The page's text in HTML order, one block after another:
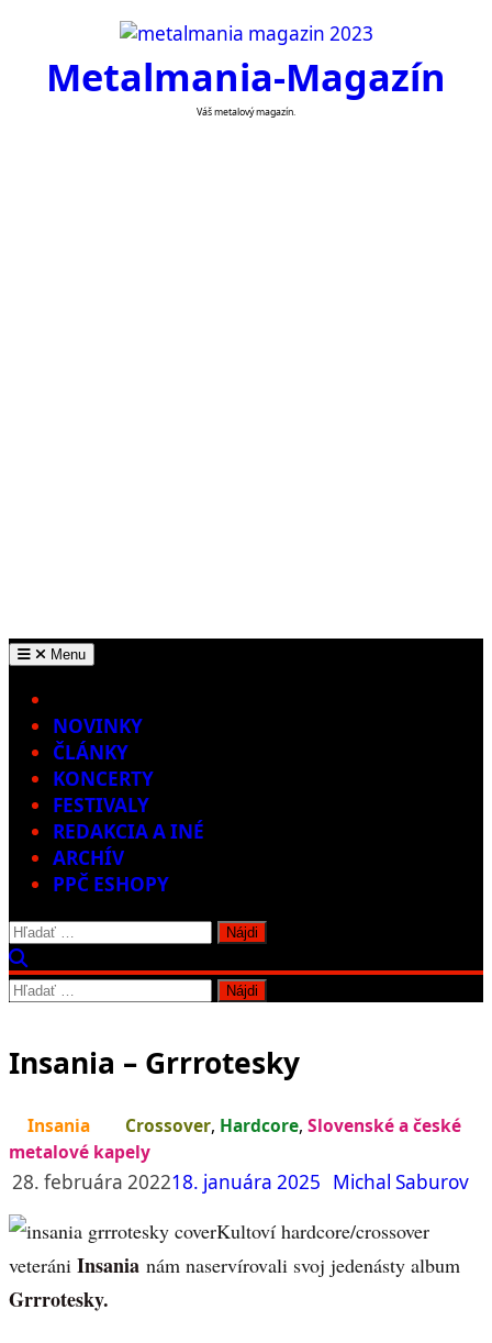
contentMetalmania-Magazín
Váš metalový magazín.
Menu
NOVINKY
ČLÁNKY
KONCERTY
FESTIVALY
REDAKCIA A INÉ
ARCHÍV
PPČ ESHOPY
Hľadať:
Hľadať:
Insania – Grrrotesky
Insania Crossover, Hardcore, Slovenské a české
metalové kapely
28. februára 202218. januára 2025 Michal Saburov
Kultoví hardcore/crossover
veteráni Insania nám naservírovali svoj jedenásty album
Grrrotesky.